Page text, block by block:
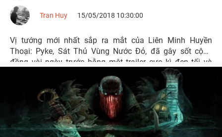
Tran Huy 15/05/2018 10:30:00
Vị tướng mới nhất sắp ra mắt của Liên Minh Huyền
Thoại: Pyke, Sát Thủ Vùng Nước Đỏ, đã gây sốt cộng
đồng vài ngày trước bằng một trailer cực kì đen tối và
đáng sợ. Và không để chúng ta đợi lâu, Riot đã tung ra bộ
kĩ năng về kẻ sát nhân kinh dị này.